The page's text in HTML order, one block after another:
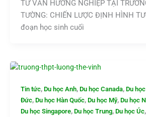
TƯ VẤN HƯỚNG NGHIỆP TẠI
TƯỜNG: CHIẾN LƯỢC ĐỊNH HÌNH
đoạn học sinh cuối
Tin tức, Du học Anh, Du học Canada, Du
Đức, Du học Hàn Quốc, Du học Mỹ, Du học
Du học Singapore, Du học Trung, Du học Úc,